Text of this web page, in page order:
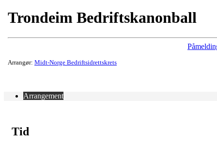
Trondeim Bedriftskanonball
Arrangør: Midt-Norge Bedriftsidrettskrets
Arrangement
Tid